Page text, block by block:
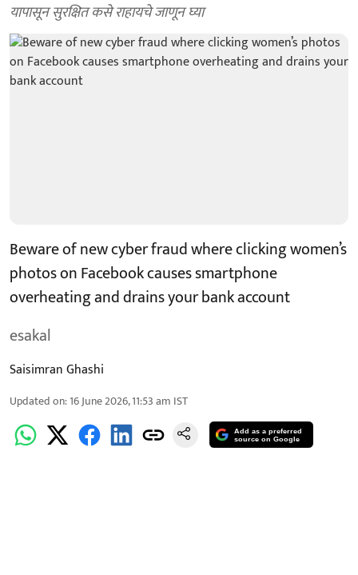
यापासून सुरक्षित कसे राहायचे जाणून घ्या
Beware of new cyber fraud where clicking women’s
photos on Facebook causes smartphone
overheating and drains your bank account
esakal
Saisimran Ghashi
Updated on:16 June 2026, 11:53 am IST
Add as a preferred
source on Google